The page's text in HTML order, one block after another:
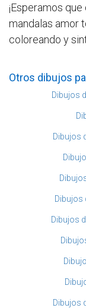
¡Esperamos
mandalas amor
coloreando y
Otros dibujos
Dibujos
Dibujos
Dibujos
Dibujos
Dibujos